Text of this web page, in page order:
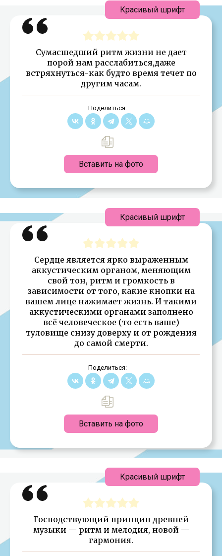
Сумасшедший ритм жизни не дает
порой нам расслабиться,даже
встряхнуться-как будто время течет по
другим часам.
Поделиться:
Вставить на фото
Красивый шрифт
Сердце является ярко выраженным
аккустическим органом, меняющим
свой тон, ритм и громкость в
зависимости от того, какие кнопки на
вашем лице нажимает жизнь. И такими
аккустическими органами заполнено
всё человеческое (то есть ваше)
туловище снизу доверху и от рождения
до самой смерти.
Поделиться:
Вставить на фото
Красивый шрифт
Господствующий принцип древней
музыки — ритм и мелодия, новой —
гармония.
Красивый шрифт